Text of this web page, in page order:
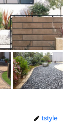
tstyle